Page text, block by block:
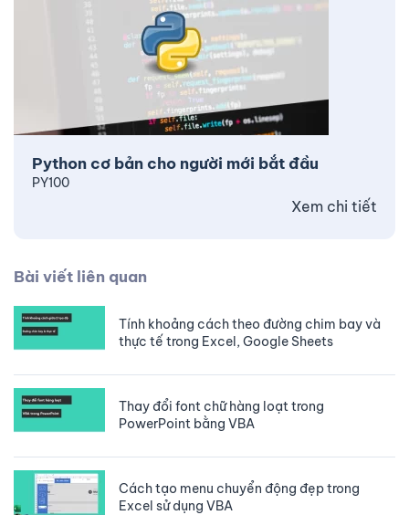
Python cơ bản cho người mới bắt đầu
PY100
Xem chi tiết
Bài viết liên quan
Tính khoảng cách theo đường chim bay và
thực tế trong Excel, Google Sheets
Thay đổi font chữ hàng loạt trong
PowerPoint bằng VBA
Cách tạo menu chuyển động đẹp trong
Excel sử dụng VBA